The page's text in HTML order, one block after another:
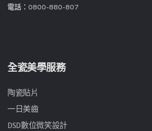
電話： 0800-880-807
全瓷美學服務
陶瓷貼片
一日美齒
DSD數位微笑設計